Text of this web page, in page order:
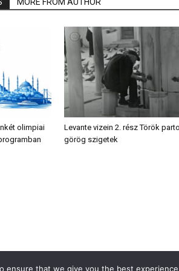
olimpiai
Levante vizein 2. rész Török
görög szigetek
ensure that we give you the best